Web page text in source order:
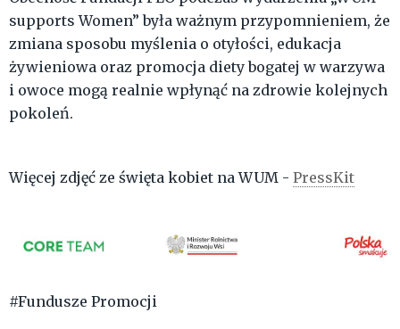
supports Women” była ważnym przypomnieniem, że
zmiana sposobu myślenia o otyłości, edukacja
żywieniowa oraz promocja diety bogatej w warzywa
i owoce mogą realnie wpłynąć na zdrowie kolejnych
pokoleń.
Więcej zdjęć ze święta kobiet na WUM - PressKit
#Fundusze Promocji